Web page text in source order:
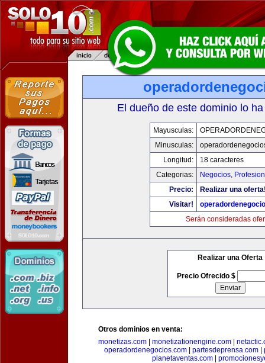
El dueño de este dominio lo
Mayusculas:
Minusculas:
Longitud:
18 caracteres
Categorias:
Negocios,
Precio:
Realizar una
Visitar!
Serán consideradas
Realizar una Oferta
Precio Ofrecido $
Otros dominios en venta:
monetizas.com
monetizationengine.com
operadordenegocios.com
partesdeprensa.com
planetaventas.com